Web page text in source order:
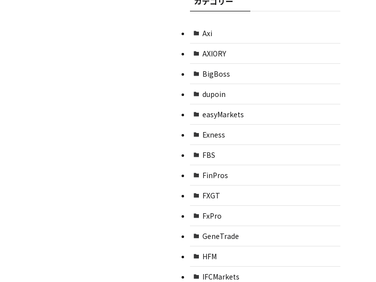
Axi
AXIORY
BigBoss
dupoin
easyMarkets
Exness
FBS
FinPros
FXGT
FxPro
GeneTrade
HFM
IFCMarkets